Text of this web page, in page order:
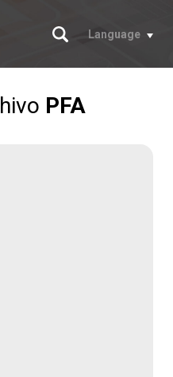
Buscar
Language
PFA